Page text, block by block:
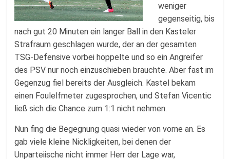
weniger
gegenseitig, bis
nach gut 20 Minuten ein langer Ball in den Kasteler
Strafraum geschlagen wurde, der an der gesamten
TSG-Defensive vorbei hoppelte und so ein Angreifer
des PSV nur noch einzuschieben brauchte. Aber fast im
Gegenzug fiel bereits der Ausgleich. Kastel bekam
einen Foulelfmeter zugesprochen, und Stefan Vicentic
ließ sich die Chance zum 1:1 nicht nehmen.
Nun fing die Begegnung quasi wieder von vorne an. Es
gab viele kleine Nickligkeiten, bei denen der
Unparteiische nicht immer Herr der Lage war,